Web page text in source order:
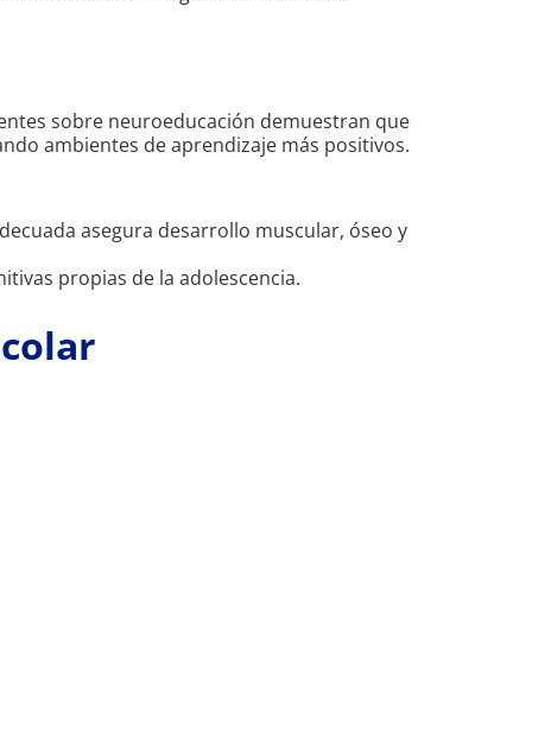
sobre neuroeducación demuestran que
ambientes de aprendizaje más positivos.
asegura desarrollo muscular, óseo y
propias de la adolescencia.